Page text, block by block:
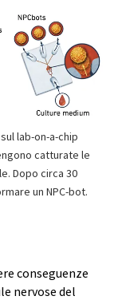
lab-on-a-chip
catturate le
Dopo circa 30
un NPC-bot.
conseguenze
nervose del